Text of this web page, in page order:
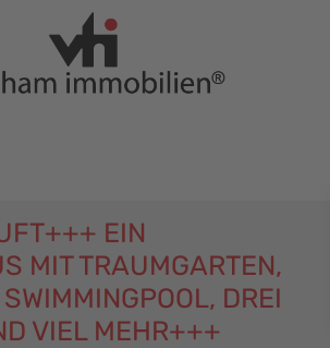
EIN
MIT TRAUMGARTEN,
DREI
VIEL MEHR+++